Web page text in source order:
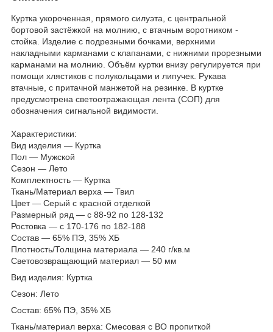
Куртка укороченная, прямого силуэта, с центральной
бортовой застёжкой на молнию, с втачным воротником -
стойка. Изделие с подрезными бочками, верхними
накладными карманами с клапанами, с нижними прорезными
карманами на молнию. Объём куртки внизу регулируется при
помощи хлястиков с полукольцами и липучек. Рукава
втачные, с притачной манжетой на резинке. В куртке
предусмотрена светоотражающая лента (СОП) для
обозначения сигнальной видимости.
Характеристики:
Вид изделия — Куртка
Пол — Мужской
Сезон — Лето
Комплектность — Куртка
Ткань/Материал верха — Твил
Цвет — Серый с красной отделкой
Размерный ряд — с 88-92 по 128-132
Ростовка — с 170-176 по 182-188
Состав — 65% ПЭ, 35% ХБ
Плотность/Толщина материала — 240 г/кв.м
Световозвращающий материал — 50 мм
Вид изделия: Куртка
Сезон: Лето
Состав: 65% ПЭ, 35% ХБ
Ткань/материал верха: Смесовая с ВО пропиткой